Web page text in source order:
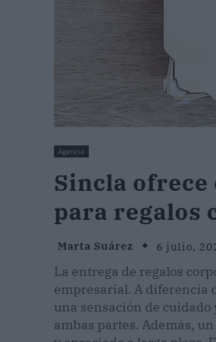
Agencia
Sincla ofrece
para regalos
Marta Suárez 6 julio,
La entrega de regalos
empresarial. A diferencia
una sensación de
ambas partes. Además,